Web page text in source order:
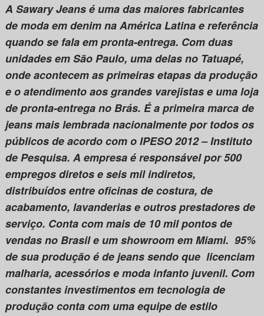
A Sawary Jeans é uma das maiores fabricantes
de moda em denim na América Latina e referência
quando se fala em pronta-entrega. Com duas
unidades em São Paulo, uma delas no Tatuapé,
onde acontecem as primeiras etapas da produção
e o atendimento aos grandes varejistas e uma loja
de pronta-entrega no Brás. É a primeira marca de
jeans mais lembrada nacionalmente por todos os
públicos de acordo com o IPESO 2012 – Instituto
de Pesquisa. A empresa é responsável por 500
empregos diretos e seis mil indiretos,
distribuídos entre oficinas de costura, de
acabamento, lavanderias e outros prestadores de
serviço. Conta com mais de 10 mil pontos de
vendas no Brasil e um showroom em Miami. 95%
de sua produção é de jeans sendo que licenciam
malharia, acessórios e moda infanto juvenil. Com
constantes investimentos em tecnologia de
produção conta com uma equipe de estilo